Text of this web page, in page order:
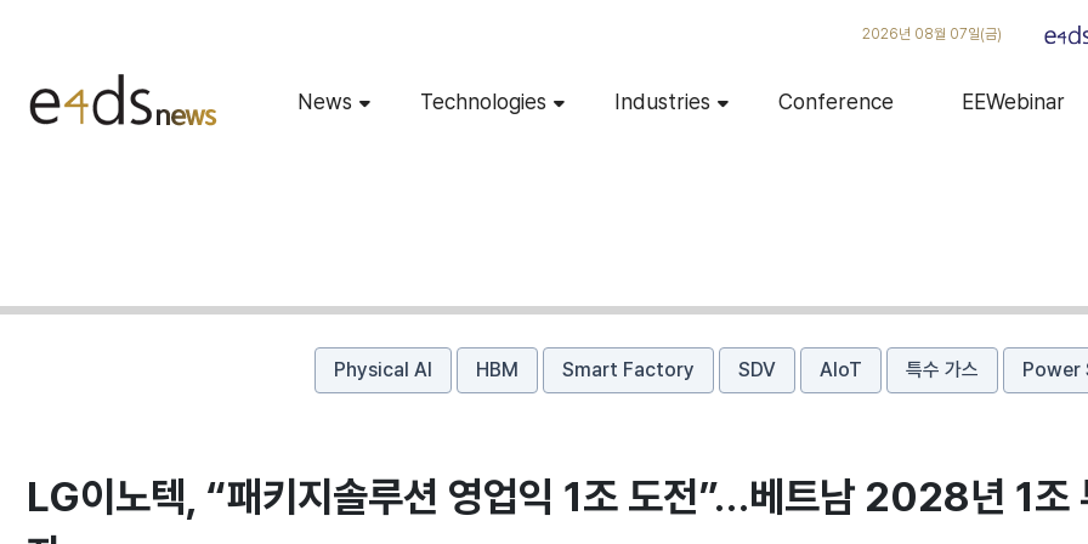
2026년 08월 07일(금)
News Technologies Industries Conference EEWebinar
Physical AI HBM Smart Factory SDV AIoT 특수 가스 Power
LG이노텍, “패키지솔루션 영업익 1조 도전”…베트남 2028년 1조